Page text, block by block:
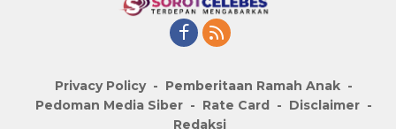
Privacy Policy
Pemberitaan Ramah Anak
Pedoman Media Siber
Rate Card
Disclaimer
Redaksi